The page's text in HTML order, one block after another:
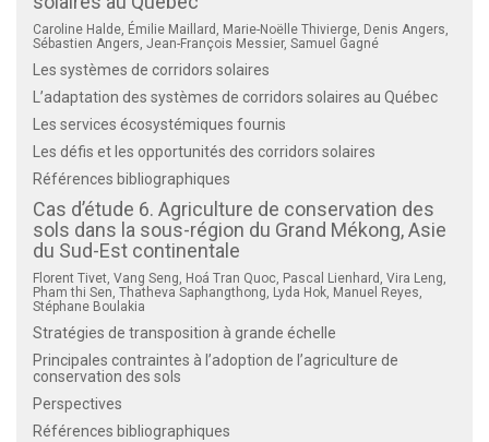
Caroline Halde, Émilie Maillard, Marie-Noëlle Thivierge, Denis Angers,
Sébastien Angers, Jean-François Messier, Samuel Gagné
Les systèmes de corridors solaires
L’adaptation des systèmes de corridors solaires au Québec
Les services écosystémiques fournis
Les défis et les opportunités des corridors solaires
Références bibliographiques
Cas d’étude 6. Agriculture de conservation des
sols dans la sous-région du Grand Mékong, Asie
du Sud-Est continentale
Florent Tivet, Vang Seng, Hoá Tran Quoc, Pascal Lienhard, Vira Leng,
Pham thi Sen, Thatheva Saphangthong, Lyda Hok, Manuel Reyes,
Stéphane Boulakia
Stratégies de transposition à grande échelle
Principales contraintes à l’adoption de l’agriculture de
conservation des sols
Perspectives
Références bibliographiques